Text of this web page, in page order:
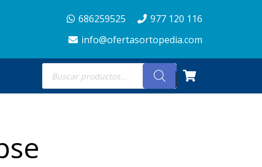
686259525
977 120 116
info@ofertasortopedia.com
Búsqueda
de
productos